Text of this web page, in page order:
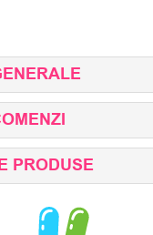
PRODUSE